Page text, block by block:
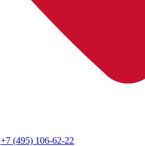
+7 (495) 106-62-22